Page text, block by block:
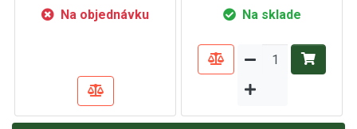
Na objednávku
Na sklade